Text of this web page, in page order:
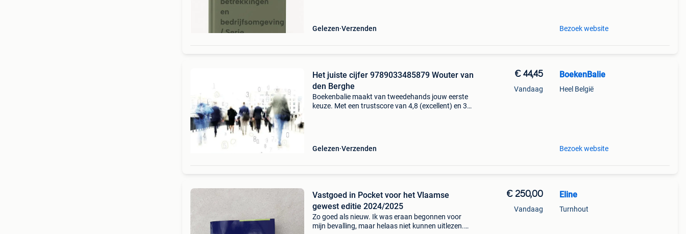
Gelezen Verzenden Bezoek website
Het juiste cijfer 9789033485879 Wouter van
den Berghe
Boekenbalie maakt van tweedehands jouw eerste
keuze. Met een trustscore van 4,8 (excellent) en 30
Gelezen Verzenden
€ 44,45
Vandaag
BoekenBalie
Heel België
Bezoek website
Vastgoed in Pocket voor het Vlaamse
gewest editie 2024/2025
Zo goed als nieuw. Ik was eraan begonnen voor
mijn bevalling, maar helaas niet kunnen uitlezen.
€ 250,00
Vandaag
Eline
Turnhout